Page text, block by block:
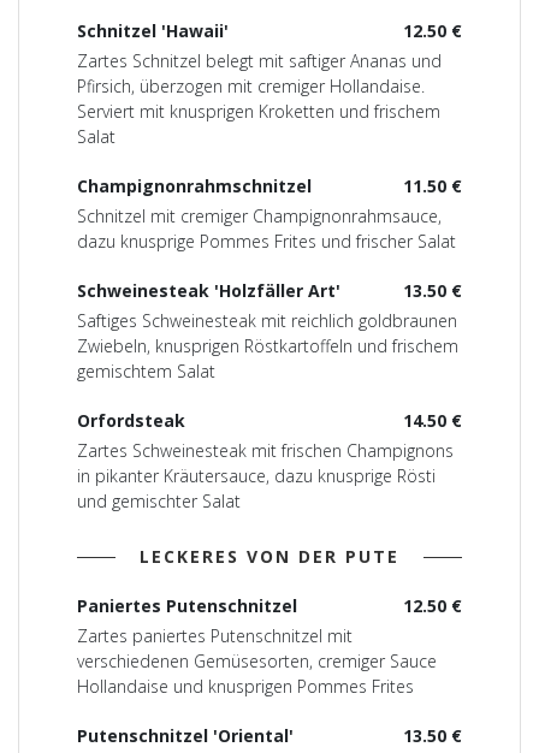
12.50 €
Schnitzel 'Hawaii'
Zartes Schnitzel belegt mit saftiger Ananas und
Pfirsich, überzogen mit cremiger Hollandaise.
Serviert mit knusprigen Kroketten und frischem
Salat
11.50 €
Champignonrahmschnitzel
Schnitzel mit cremiger Champignonrahmsauce,
dazu knusprige Pommes Frites und frischer Salat
13.50 €
Schweinesteak 'Holzfäller Art'
Saftiges Schweinesteak mit reichlich goldbraunen
Zwiebeln, knusprigen Röstkartoffeln und frischem
gemischtem Salat
14.50 €
Orfordsteak
Zartes Schweinesteak mit frischen Champignons
in pikanter Kräutersauce, dazu knusprige Rösti
und gemischter Salat
LECKERES VON DER PUTE
12.50 €
Paniertes Putenschnitzel
Zartes paniertes Putenschnitzel mit
verschiedenen Gemüsesorten, cremiger Sauce
Hollandaise und knusprigen Pommes Frites
13.50 €
Putenschnitzel 'Oriental'